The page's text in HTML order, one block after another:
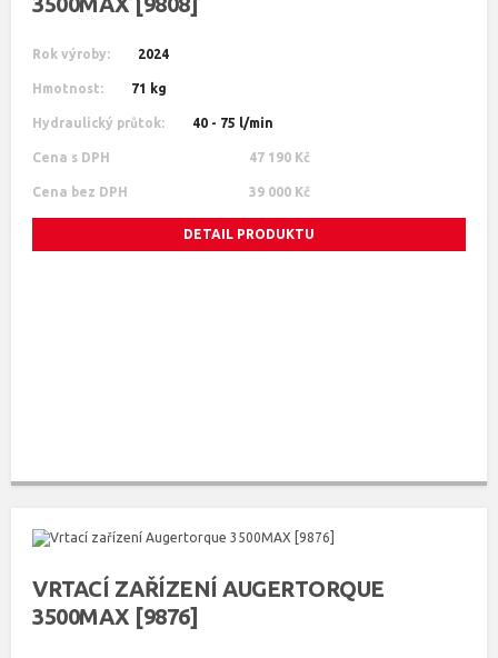
Rok výroby: 2024
Hmotnost: 71 kg
Hydraulický průtok: 40 - 75 l/min
Cena s DPH 47 190 Kč
Cena bez DPH 39 000 Kč
DETAIL PRODUKTU
VRTACÍ ZAŘÍZENÍ AUGERTORQUE
3500MAX [9876]